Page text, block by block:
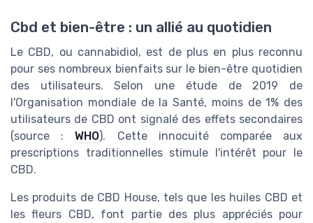
Cbd et bien-être : un allié au quotidien
Le CBD, ou cannabidiol, est de plus en plus reconnu
pour ses nombreux bienfaits sur le bien-être quotidien
des utilisateurs. Selon une étude de 2019 de
l'Organisation mondiale de la Santé, moins de 1% des
utilisateurs de CBD ont signalé des effets secondaires
(source :WHO). Cette innocuité comparée aux
prescriptions traditionnelles stimule l'intérêt pour le
CBD.
Les produits de CBD House, tels que les huiles CBD et
les fleurs CBD, font partie des plus appréciés pour